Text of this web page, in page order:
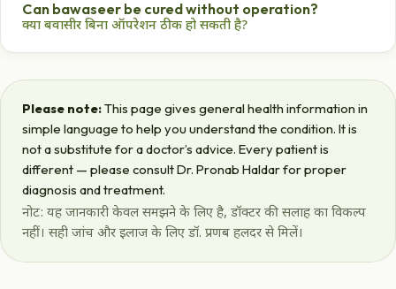
डॉ. प्रणब हलदर पुरस्कृत आयुर्वेदिक विशेषज्ञ हैं जो बिना सर्जरी बवासीर
Can bawaseer be cured without operation?
क्या बवासीर बिना ऑपरेशन ठीक हो सकती है?
fixes the root cause.
हाँ, ज़्यादातर मामले आयुर्वेदिक इलाज से ठीक हो जाते हैं।
Please note:This page gives general health information in
simple language to help you understand the condition. It is
not a substitute for a doctor’s advice. Every patient is
different — please consult Dr. Pronab Haldar for proper
diagnosis and treatment.
नोट: यह जानकारी केवल समझने के लिए है, डॉक्टर की सलाह का विकल्प
नहीं। सही जांच और इलाज के लिए डॉ. प्रणब हलदर से मिलें।